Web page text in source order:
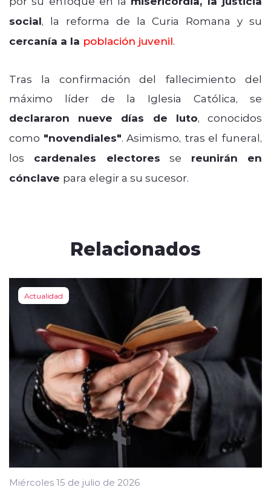
social, la reforma de la Curia Romana y su
cercanía a la población juvenil.
Tras la confirmación del fallecimiento del
máximo líder de la Iglesia Católica, se
declararon nueve días de luto, conocidos
como "novendiales". Asimismo, tras el funeral,
los cardenales electores se reunirán en
cónclave para elegir a su sucesor.
Relacionados
Actualidad
Miércoles 15 de julio de 2026